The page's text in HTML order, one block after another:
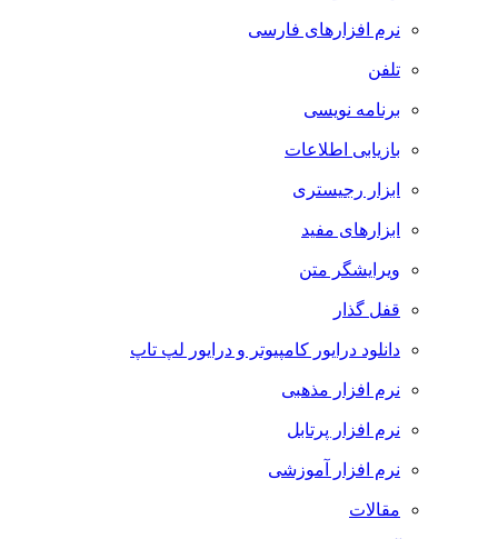
نرم افزارهای فارسی
تلفن
برنامه نویسی
بازیابی اطلاعات
ابزار رجیستری
ابزارهای مفید
ویرایشگر متن
قفل گذار
دانلود درایور کامپیوتر و درایور لپ تاپ
نرم افزار مذهبی
نرم افزار پرتابل
نرم افزار آموزشی
مقالات